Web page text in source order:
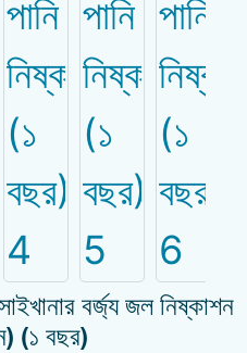
বর্জ্য জল নিষ্কাশন
(১ বছর)